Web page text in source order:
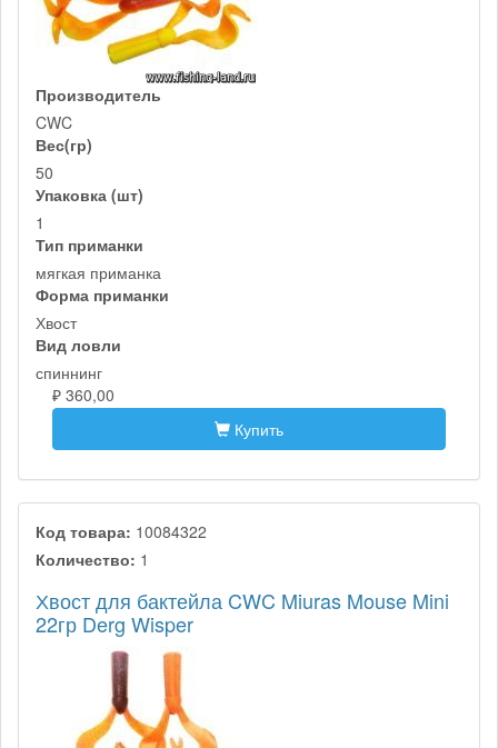
Производитель
CWC
Вес(гр)
50
Упаковка (шт)
1
Тип приманки
мягкая приманка
Форма приманки
Хвост
Вид ловли
спиннинг
₽ 360,00
Купить
Код товара: 10084322
Количество: 1
Хвост для бактейла CWC Miuras Mouse Mini
22гр Derg Wisper